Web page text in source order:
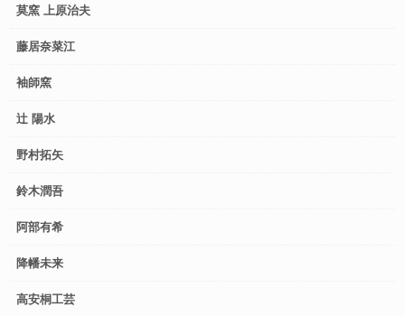
莫窯 上原治夫
藤居奈菜江
袖師窯
辻 陽水
野村拓矢
鈴木潤吾
阿部有希
降幡未来
高安桐工芸